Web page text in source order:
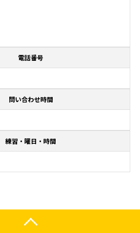
電話番号
問い合わせ時間
練習・曜日・時間